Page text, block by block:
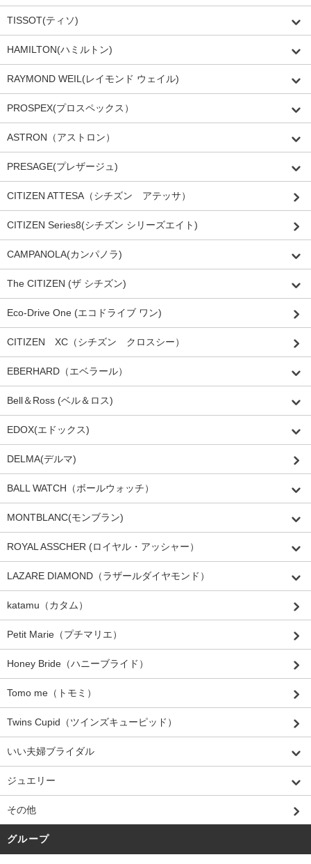
TISSOT(ティソ)
HAMILTON(ハミルトン)
RAYMOND WEIL(レイモンド ウェイル)
PROSPEX(プロスペックス）
ASTRON（アストロン）
PRESAGE(プレザージュ)
CITIZEN ATTESA（シチズン アテッサ）
CITIZEN Series8(シチズン シリーズエイト)
CAMPANOLA(カンパノラ)
The CITIZEN (ザ シチズン)
Eco-Drive One (エコドライブ ワン)
CITIZEN XC（シチズン クロスシー）
EBERHARD（エベラール）
Bell＆Ross (ベル＆ロス)
EDOX(エドックス)
DELMA(デルマ)
BALL WATCH（ボールウォッチ）
MONTBLANC(モンブラン)
ROYAL ASSCHER (ロイヤル・アッシャー）
LAZARE DIAMOND（ラザールダイヤモンド）
katamu（カタム）
Petit Marie（プチマリエ）
Honey Bride（ハニーブライド）
Tomo me（トモミ）
Twins Cupid（ツインズキューピッド）
いい夫婦ブライダル
ジュエリー
その他
グループ